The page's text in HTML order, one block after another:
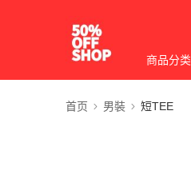
商品分类
首页 男裝 短TEE